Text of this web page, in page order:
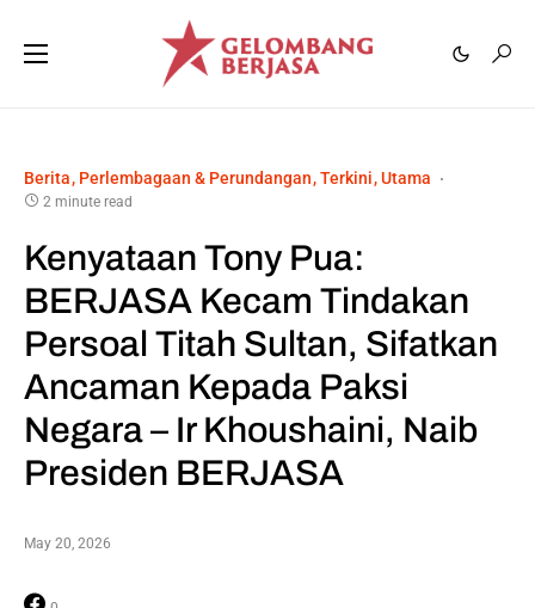
Berita Perlembagaan & Perundangan Terkini Utama
2 minute read
Kenyataan Tony Pua:
BERJASA Kecam Tindakan
Persoal Titah Sultan, Sifatkan
Ancaman Kepada Paksi
Negara – Ir Khoushaini, Naib
Presiden BERJASA
May 20, 2026